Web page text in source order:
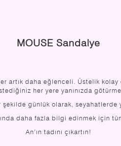
MOUSE Sandalye
artık daha eğlenceli. Üstelik
her yere yanınızda
günlük olarak,
daha fazla bilgi edinmek için
An’ın tadını çıkartın!